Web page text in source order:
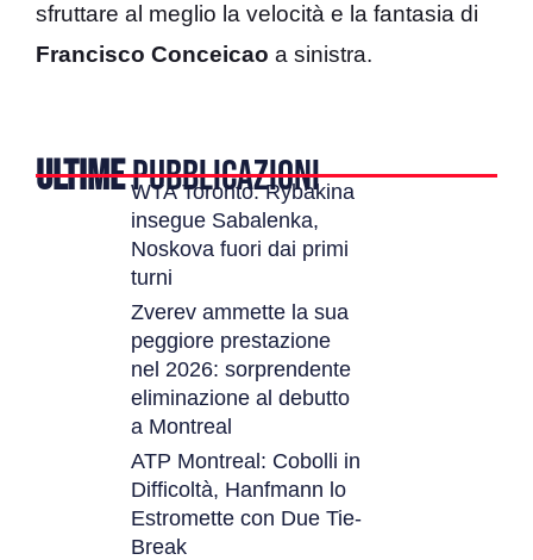
sfruttare al meglio la velocità e la fantasia di
Francisco Conceicao a sinistra.
ULTIMEPUBBLICAZIONI
WTA Toronto: Rybakina
insegue Sabalenka,
Noskova fuori dai primi
turni
Zverev ammette la sua
peggiore prestazione
nel 2026: sorprendente
eliminazione al debutto
a Montreal
ATP Montreal: Cobolli in
Difficoltà, Hanfmann lo
Estromette con Due Tie-
Break